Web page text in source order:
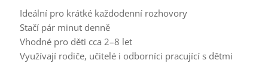
➡️ Ideální pro krátké každodenní rozhovory
➡️ Stačí pár minut denně
➡️ Vhodné pro děti cca 2–8 let
➡️ Využívají rodiče, učitelé i odborníci pracující s dětmi